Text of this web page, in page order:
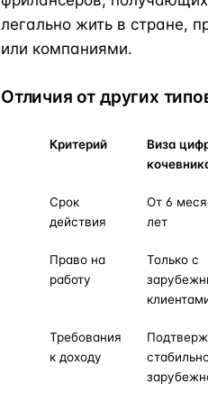
легально жить в стране,
или компаниями.
Отличия от других
Критерий
Виза
Срок
действия
От 6
лет
Право на
работу
Только с
Требования
к доходу